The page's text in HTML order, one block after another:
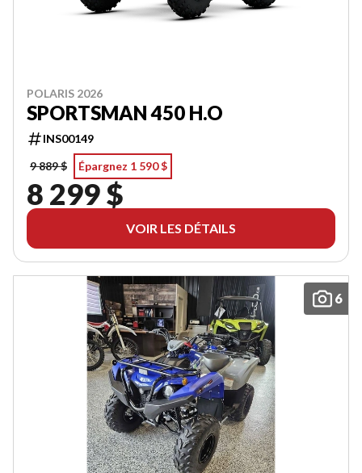
POLARIS 2026
SPORTSMAN 450 H.O
INS00149
9 889 $
Épargnez 1 590 $
8 299 $
VOIR LES DÉTAILS
6